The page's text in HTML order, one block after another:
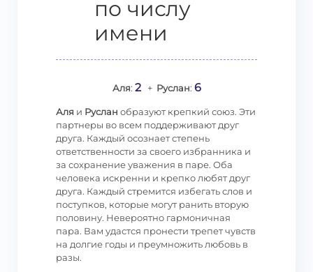
по числу
имени
Аля: 2+ Руслан: 6
Аля и Руслан образуют крепкий союз. Эти
партнеры во всем поддерживают друг
друга. Каждый осознает степень
ответственности за своего избранника и
за сохранение уважения в паре. Оба
человека искренни и крепко любят друг
друга. Каждый стремится избегать слов и
поступков, которые могут ранить вторую
половину. Невероятно гармоничная
пара. Вам удастся пронести трепет чувств
на долгие годы и преумножить любовь в
разы.